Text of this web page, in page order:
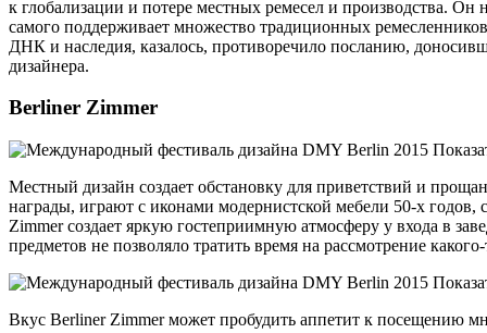
к глобализации и потере местных ремесел и производства.
самого поддерживает множество традиционных
ДНК и наследия, казалось, противоречило посланию,
дизайнера.
Berliner Zimmer
Местный дизайн создает обстановку для приветствий и
награды, играют с иконами модернистской мебели 50-х
Zimmer создает яркую гостеприимную атмосферу у входа в
предметов не позволяло тратить время на рассмотрение
Вкус Berliner Zimmer может пробудить аппетит к посещению